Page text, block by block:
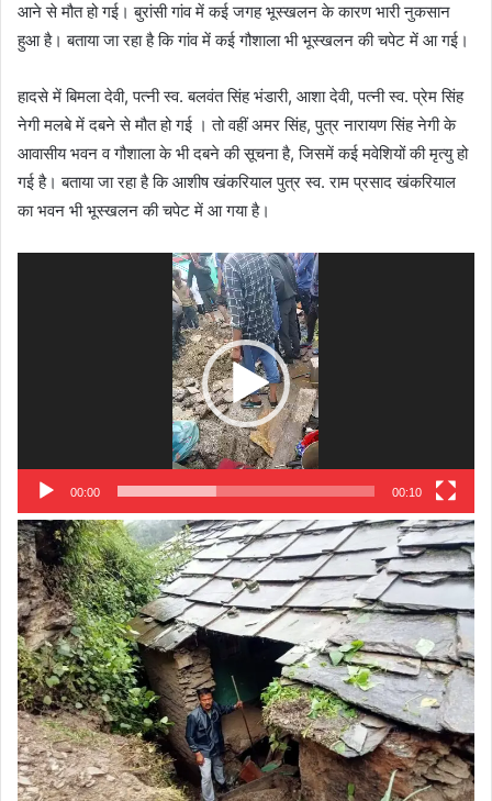
आने से मौत हो गई। बुरांसी गांव में कई जगह भूस्खलन के कारण भारी नुकसान
हुआ है। बताया जा रहा है कि गांव में कई गौशाला भी भूस्खलन की चपेट में आ गई।
हादसे में बिमला देवी, पत्नी स्व. बलवंत सिंह भंडारी, आशा देवी, पत्नी स्व. प्रेम सिंह
नेगी मलबे में दबने से मौत हो गई । तो वहीं अमर सिंह, पुत्र नारायण सिंह नेगी के
आवासीय भवन व गौशाला के भी दबने की सूचना है, जिसमें कई मवेशियों की मृत्यु हो
गई है। बताया जा रहा है कि आशीष खंकरियाल पुत्र स्व. राम प्रसाद खंकरियाल
का भवन भी भूस्खलन की चपेट में आ गया है।
00:00 00:10